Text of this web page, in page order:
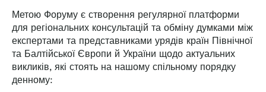
Метою Форуму є створення регулярної платформи
для регіональних консультацій та обміну думками між
експертами та представниками урядів країн Північної
та Балтійської Європи й України щодо актуальних
викликів, які стоять на нашому спільному порядку
денному: